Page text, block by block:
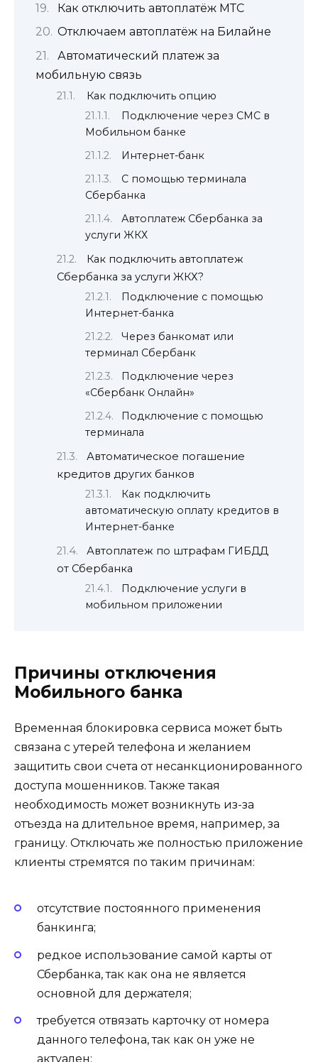
Как отключить автоплатёж МТС
Отключаем автоплатёж на Билайне
Автоматический платеж за
мобильную связь
Как подключить опцию
Подключение через СМС в
Мобильном банке
Интернет-банк
С помощью терминала
Сбербанка
Автоплатеж Сбербанка за
услуги ЖКХ
Как подключить автоплатеж
Сбербанка за услуги ЖКХ?
Подключение с помощью
Интернет-банка
Через банкомат или
терминал Сбербанк
Подключение через
«Сбербанк Онлайн»
Подключение с помощью
терминала
Автоматическое погашение
кредитов других банков
Как подключить
автоматическую оплату кредитов в
Интернет-банке
Автоплатеж по штрафам ГИБДД
от Сбербанка
Подключение услуги в
мобильном приложении
Причины отключения
Мобильного банка
Временная блокировка сервиса может быть
связана с утерей телефона и желанием
защитить свои счета от несанкционированного
доступа мошенников. Также такая
необходимость может возникнуть из-за
отъезда на длительное время, например, за
границу. Отключать же полностью приложение
клиенты стремятся по таким причинам:
отсутствие постоянного применения
банкинга;
редкое использование самой карты от
Сбербанка, так как она не является
основной для держателя;
требуется отвязать карточку от номера
данного телефона, так как он уже не
актуален;